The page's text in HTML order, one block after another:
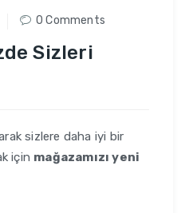
0 Comments
Sizleri
sizlere daha iyi bir
için mağazamızı yeni